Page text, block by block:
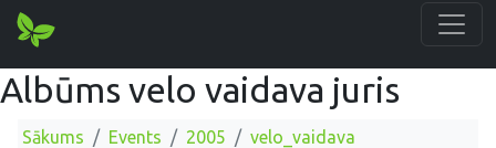
Albūms velo vaidava juris
Sākums Events 2005
velo_vaidava